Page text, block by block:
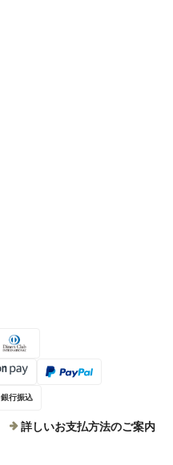
銀行振込
詳しいお支払方法のご案内